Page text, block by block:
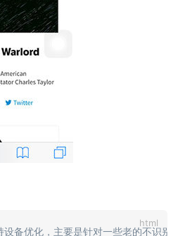
备优化，主要是针对一些老的不识别